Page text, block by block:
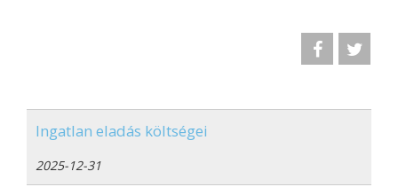
Ingatlan eladás költségei
2025-12-31